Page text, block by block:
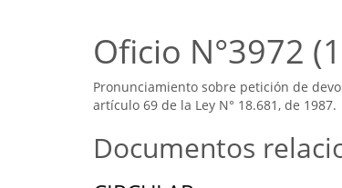
Oficio N°3972
Pronunciamiento sobre petición de
artículo 69 de la Ley N° 18.681, de 1987.
Documentos